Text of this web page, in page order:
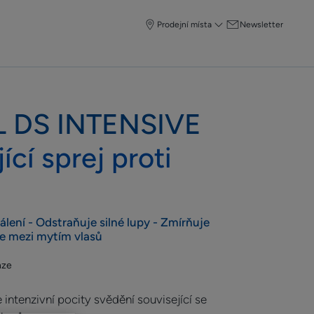
Prodejní místa Newsletter
DS INTENSIVE
sprej proti
- Odstraňuje silné lupy - Zmírňuje
mezi mytím vlasů
intenzivní pocity svědění související se